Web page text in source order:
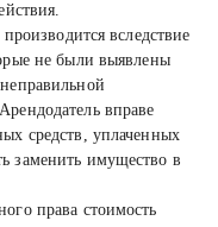
вследствие
не были выявлены
вправе
средств, уплаченных
заменить имущество в
права стоимость